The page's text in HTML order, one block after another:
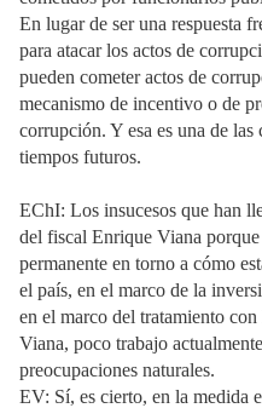
En lugar de ser una respuesta
para atacar los actos de
pueden cometer actos de
mecanismo de incentivo o de
corrupción. Y esa es una de las
tiempos futuros.
EChI: Los insucesos que han
del fiscal Enrique Viana
permanente en torno a cómo
el país, en el marco de la
en el marco del tratamiento
Viana, poco trabajo
preocupaciones naturales.
EV: Sí, es cierto, en la medida